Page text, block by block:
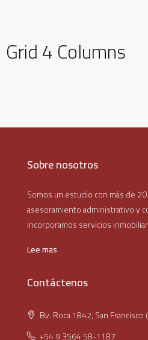
Grid 4 Columns
Sobre nosotros
Somos un estudio con más de
asesoramiento administrativo y
incorporamos servicios
Lee mas
Contáctenos
Bv. Roca 1842, San Francisco
+54 9 3564 58-1187